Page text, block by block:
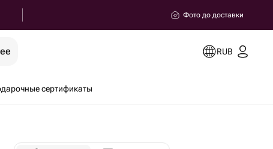
Фото до доставки
RUB
сертификаты